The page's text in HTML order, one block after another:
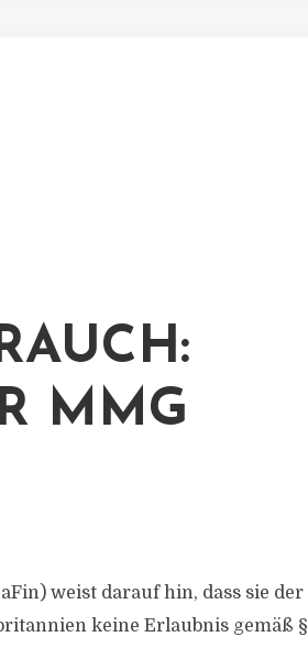
MMG
weist darauf hin, dass sie der
keine Erlaubnis gemäß §